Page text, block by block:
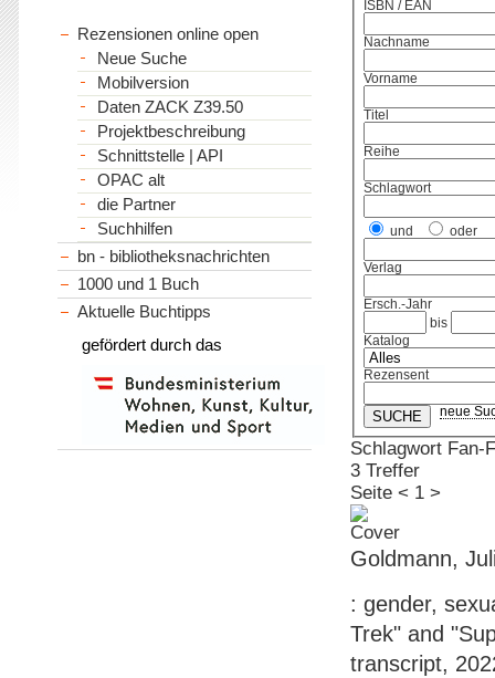
ISBN / EAN
Nachname
Vorname
Titel
Reihe
Schlagwort
und oder
Verlag
Ersch.-Jahr
bis
Katalog
Rezensent
neue
Schlagwort Fan-
3 Treffer
Seite < 1 >
Goldmann,
: gender,
Trek" and
transcript,
Rezensionen online open
Neue Suche
Mobilversion
Daten ZACK Z39.50
Projektbeschreibung
Schnittstelle | API
OPAC alt
die Partner
Suchhilfen
bn - bibliotheksnachrichten
1000 und 1 Buch
Aktuelle Buchtipps
gefördert durch das